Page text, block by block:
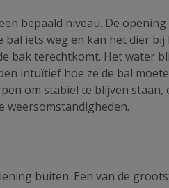
bepaald niveau. De
iets weg en kan het dier bij
bak terechtkomt. Het water
intuïtief hoe ze de bal
om stabiel te blijven staan,
weersomstandigheden.
buiten. Een van de